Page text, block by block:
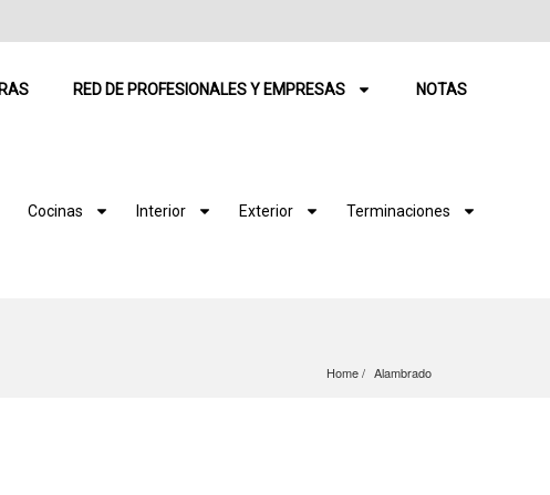
RED DE PROFESIONALES Y EMPRESAS NOTAS
Cocinas Interior Exterior Terminaciones
Home Alambrado